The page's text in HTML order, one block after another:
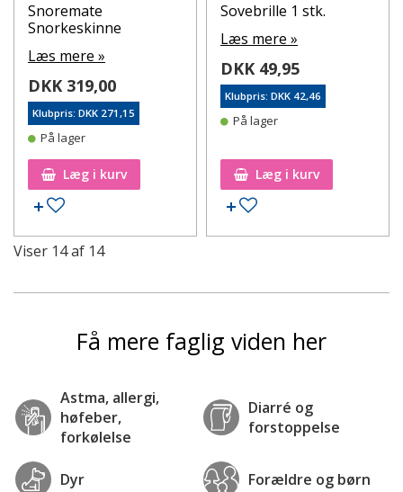
Snoremate
Snorkeskinne
Læs mere »
DKK 319,00
Klubpris: DKK 271,15
På lager
Læg i kurv
Tilføj til ønskeseddel
Sovebrille 1 stk.
Læs mere »
DKK 49,95
Klubpris: DKK 42,46
På lager
Læg i kurv
Tilføj til ønskeseddel
Viser 14af 14
Få mere faglig viden her
Astma, allergi,
høfeber,
forkølelse
Diarré og
forstoppelse
Dyr Forældre og børn